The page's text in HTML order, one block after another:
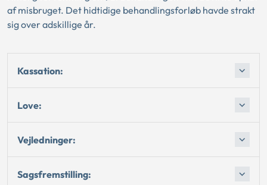
af misbruget. Det hidtidige behandlingsforløb havde strakt
sig over adskillige år.
Kassation:
Love:
Vejledninger:
Sagsfremstilling: